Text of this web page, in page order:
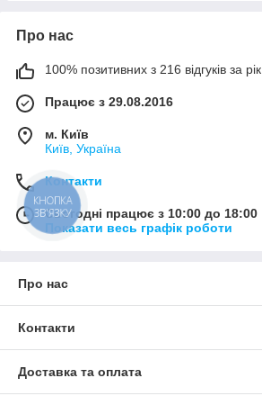
Про нас
100% позитивних з 216 відгуків за рік
Працює з 29.08.2016
м. Київ
Київ, Україна
Контакти
Сьогодні працює з 10:00 до 18:00
Показати весь графік роботи
Про нас
Контакти
Доставка та оплата
КНОПКА
ЗВ'ЯЗКУ